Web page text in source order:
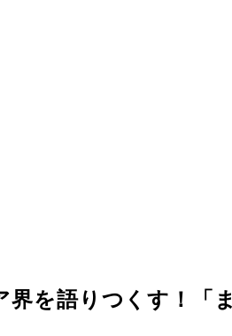
界を語りつくす！「ま